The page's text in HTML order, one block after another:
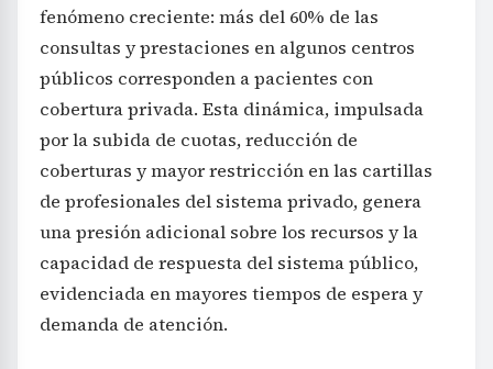
fenómeno creciente: más del 60% de las
consultas y prestaciones en algunos centros
públicos corresponden a pacientes con
cobertura privada. Esta dinámica, impulsada
por la subida de cuotas, reducción de
coberturas y mayor restricción en las cartillas
de profesionales del sistema privado, genera
una presión adicional sobre los recursos y la
capacidad de respuesta del sistema público,
evidenciada en mayores tiempos de espera y
demanda de atención.